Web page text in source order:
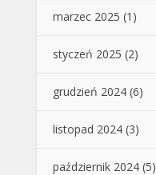
marzec 2025 (1)
styczeń 2025 (2)
grudzień 2024 (6)
listopad 2024 (3)
październik 2024 (5)